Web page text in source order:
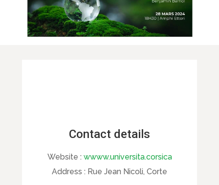
Contact details
Website : wwww.universita.corsica
Address : Rue Jean Nicoli, Corte